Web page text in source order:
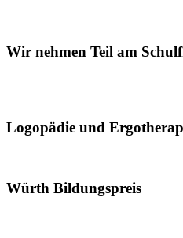
Wir nehmen Teil am
Logopädie und
Würth Bildungspreis